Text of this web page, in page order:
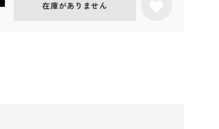
在庫がありません